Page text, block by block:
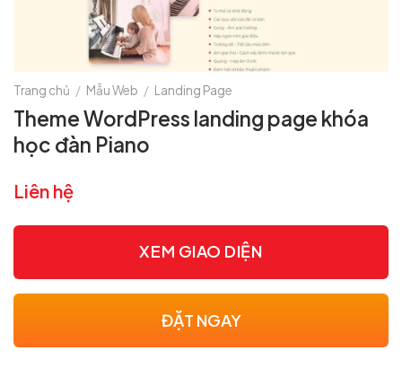
Trang chủ / Mẫu Web / Landing Page
Theme WordPress landing page khóa
học đàn Piano
Liên hệ
XEM GIAO DIỆN
ĐẶT NGAY